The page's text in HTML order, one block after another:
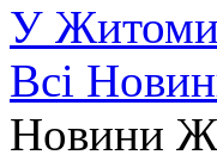
У
Всі
Новини